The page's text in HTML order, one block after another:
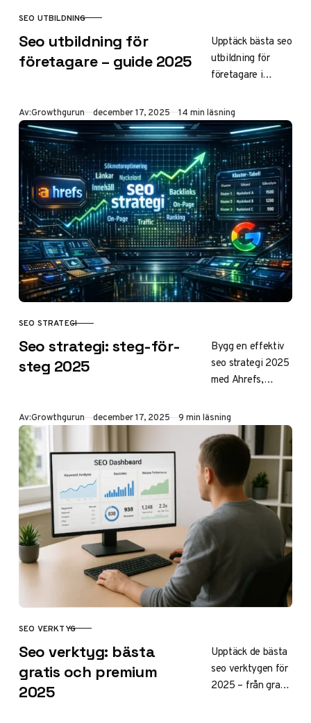
KATEGORI
SEO UTBILDNING
Seo utbildning för
företagare – guide 2025
Upptäck bästa seo
utbildning för
företagare i
Jämför kurser i
Stockholm,
Göteborg, Malmö,
YH, distans och
WordPress. Lär
dig optimera
sajten själv och
spara
byråkostnader –
praktiska råd och
trender.
Av:Growthgurun Publicerad
december 17, 2025 14 min läsning
KATEGORI
SEO STRATEGI
Seo strategi: steg-för-
steg 2025
Bygg en effektiv
seo strategi 2025
med Ahrefs,
klustring och
konkurrentluckor.
Steg-för-steg-
guide för högre
ranking, mer trafik
och ROI. Börja nu!
Av:Growthgurun Publicerad
december 17, 2025 9 min läsning
KATEGORI
SEO VERKTYG
Seo verktyg: bästa
gratis och premium
2025
Upptäck de bästa
seo verktygen för
2025 – från gratis